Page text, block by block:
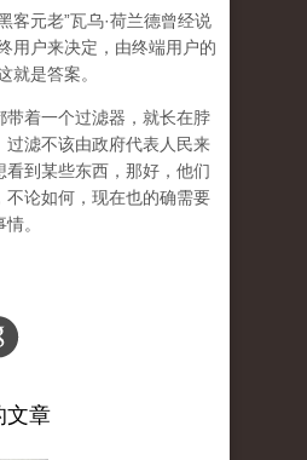
客元老”瓦乌·荷兰德曾经说
用户来决定，由终端用户的
就是答案。
带着一个过滤器，就长在脖
滤不该由政府代表人民来
看到某些东西，那好，他们
不论如何，现在也的确需要
。
文章